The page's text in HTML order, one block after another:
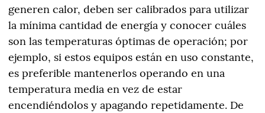
generen calor, deben ser calibrados para utilizar
la mínima cantidad de energía y conocer cuáles
son las temperaturas óptimas de operación; por
ejemplo, si estos equipos están en uso constante,
es preferible mantenerlos operando en una
temperatura media en vez de estar
encendiéndolos y apagando repetidamente. De